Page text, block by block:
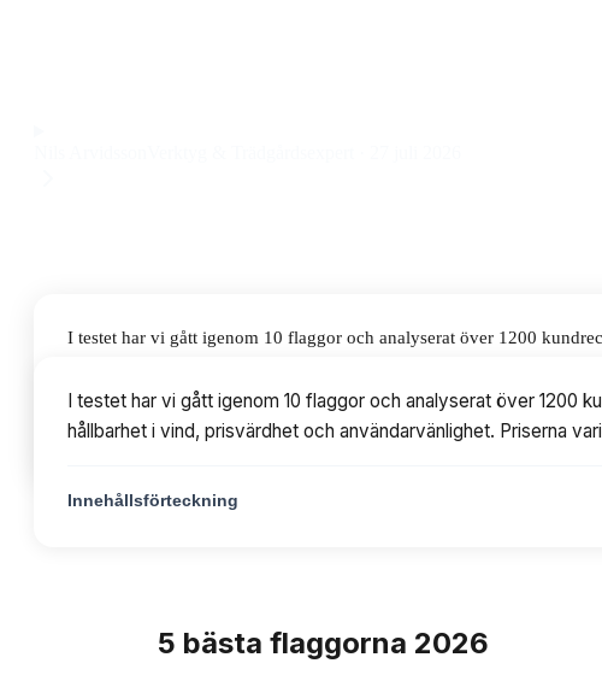
I testet har vi gått igenom 10 flaggor och analyserat över 1200
Innehållsförteckning
I testet har vi gått igenom 10 flaggor och analyserat över 1200
hållbarhet i vind, prisvärdhet och användarvänlighet. Priserna
Innehållsförteckning
5 bästaflaggorna 2026